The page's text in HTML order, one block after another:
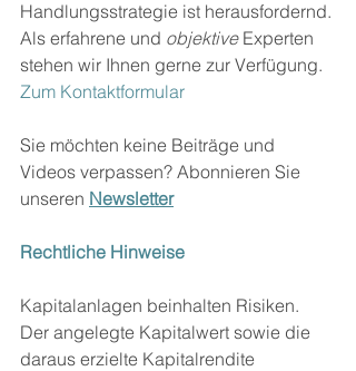
Handlungsstrategie ist herausfordernd.
Als erfahrene und objektive Experten
stehen wir Ihnen gerne zur Verfügung.
Zum Kontaktformular
Sie möchten keine Beiträge und
Videos verpassen? Abonnieren Sie
unseren Newsletter
Rechtliche Hinweise
Kapitalanlagen beinhalten Risiken.
Der angelegte Kapitalwert sowie die
daraus erzielte Kapitalrendite